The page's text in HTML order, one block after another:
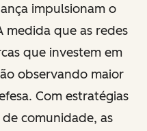
impulsionam o
medida que as redes
que investem em
observando maior
Com estratégias
comunidade, as